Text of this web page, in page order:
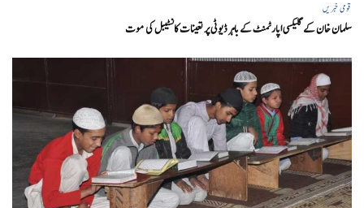
قومی خبریں
سلمان خان کے گلیکسی اپارٹمنٹ کے باہر ڈیوٹی پر تعینات کانسٹیبل کی موت